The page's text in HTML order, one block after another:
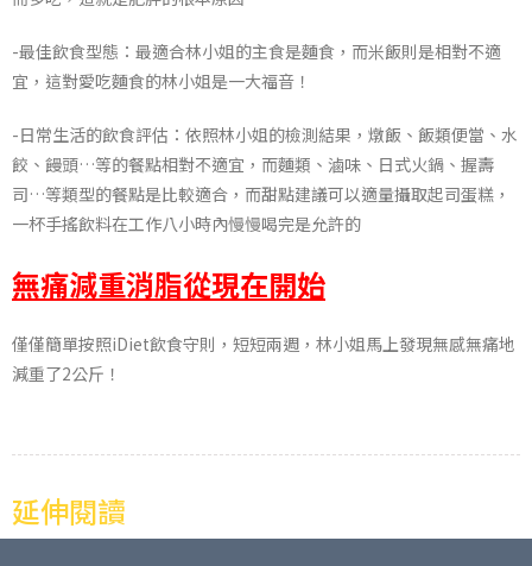
-最佳飲食型態：最適合林小姐的主食是麵食，而米飯則是相對不適
宜，這對愛吃麵食的林小姐是一大福音！
-日常生活的飲食評估：依照林小姐的檢測結果，燉飯、飯類便當、水
餃、饅頭…等的餐點相對不適宜，而麵類、滷味、日式火鍋、握壽
司…等類型的餐點是比較適合，而甜點建議可以適量攝取起司蛋糕，
一杯手搖飲料在工作八小時內慢慢喝完是允許的
無痛減重消脂從現在開始
僅僅簡單按照iDiet飲食守則，短短兩週，林小姐馬上發現無感無痛地
減重了2公斤！
延伸閱讀